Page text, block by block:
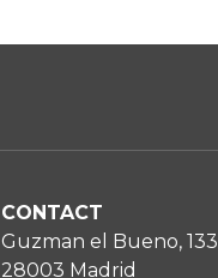
CONTACT
Guzman el Bueno, 133
28003 Madrid